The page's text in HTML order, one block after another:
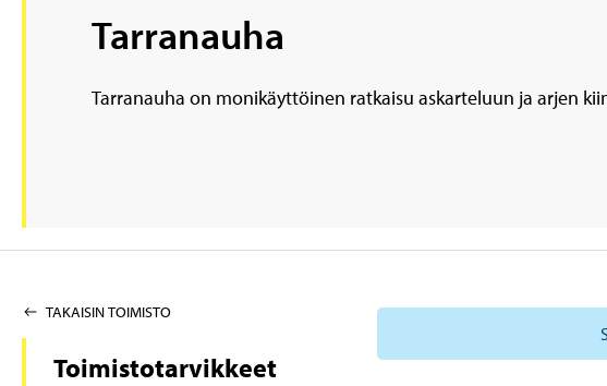
Tarranauha
Tarranauha on monikäyttöinen ratkaisu askarteluun ja arjen
TAKAISIN TOIMISTO
Toimistotarvikkeet